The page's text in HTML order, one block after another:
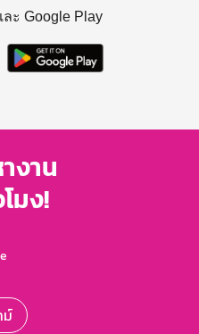
ะ Google Play
งาน
มง!
ม์